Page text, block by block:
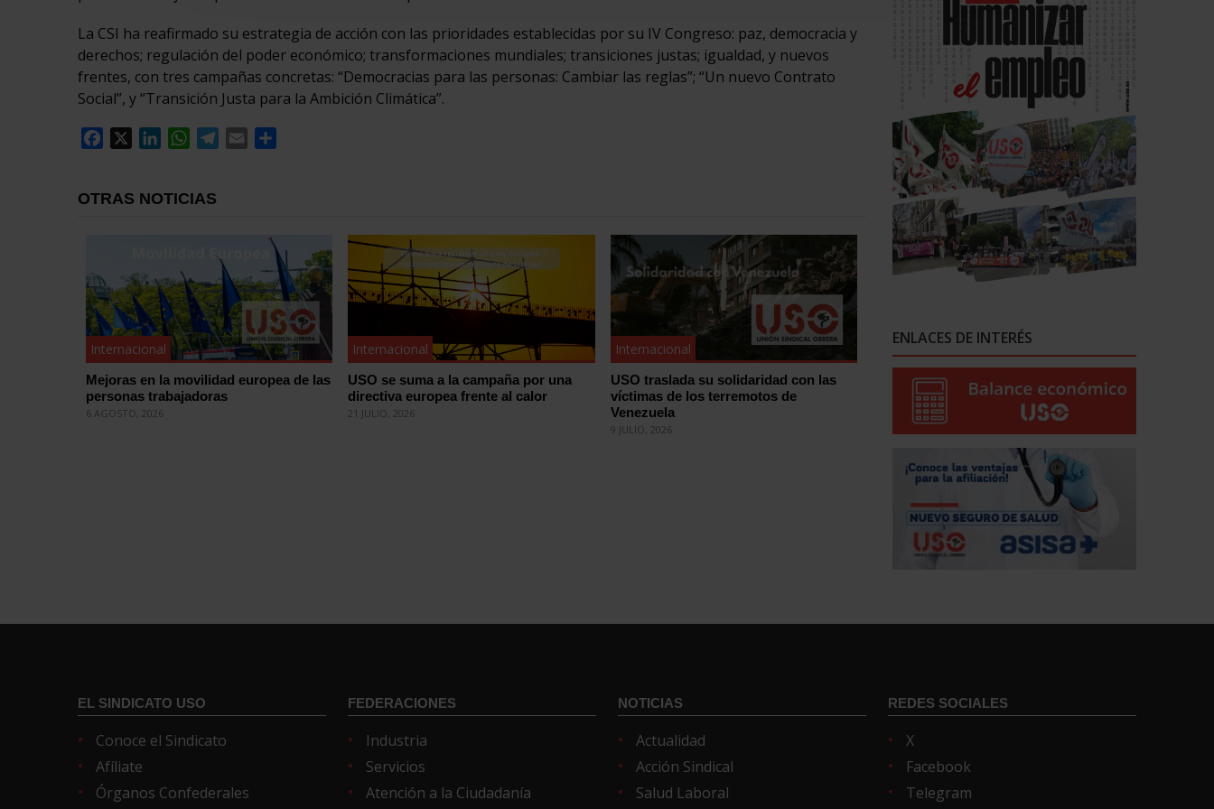
La CSI ha reafirmado su estrategia de acción con las prioridades establecidas por su IV Congreso: paz, democracia y
derechos; regulación del poder económico; transformaciones mundiales; transiciones justas; igualdad, y nuevos
frentes, con tres campañas concretas: “Democracias para las personas: Cambiar las reglas”; “Un nuevo Contrato
Social”, y “Transición Justa para la Ambición Climática”.
Facebook
LinkedInWhatsApp
Telegram
Email
OTRAS NOTICIAS
Internacional
Mejoras en la movilidad europea de las
personas trabajadoras
6 AGOSTO, 2026
Internacional
USO se suma a la campaña por una
directiva europea frente al calor
21 JULIO, 2026
Internacional
USO traslada su solidaridad con las
víctimas de los terremotos de
Venezuela
9 JULIO, 2026
ENLACES DE INTERÉS
EL SINDICATO USO
Conoce el Sindicato
Afíliate
Órganos Confederales
FEDERACIONES
Industria
Servicios
Atención a la Ciudadanía
NOTICIAS
Actualidad
Acción Sindical
Salud Laboral
REDES SOCIALES
X
Facebook
Telegram